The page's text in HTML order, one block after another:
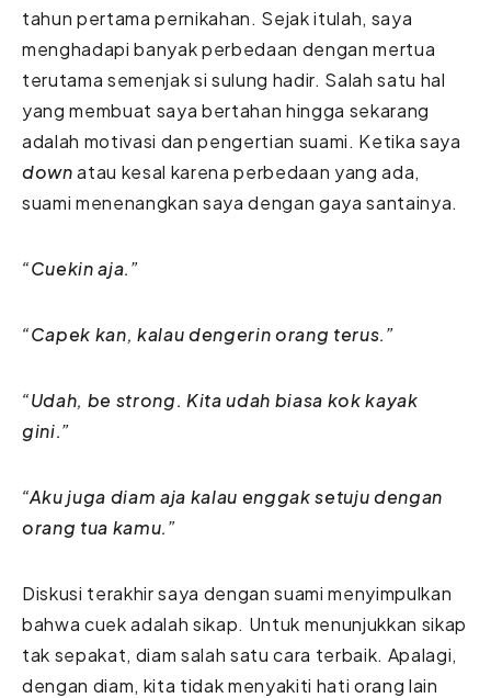
tahun pertama pernikahan. Sejak itulah, saya
menghadapi banyak perbedaan dengan mertua
terutama semenjak si sulung hadir. Salah satu hal
yang membuat saya bertahan hingga sekarang
adalah motivasi dan pengertian suami. Ketika saya
downatau kesal karena perbedaan yang ada,
suami menenangkan saya dengan gaya santainya.
“Cuekin aja.”
“Capek kan, kalau dengerin orang terus.”
“Udah, be strong. Kita udah biasa kok kayak
gini.”
“Aku juga diam aja kalau enggak setuju dengan
orang tua kamu.”
Diskusi terakhir saya dengan suami menyimpulkan
bahwa cuek adalah sikap. Untuk menunjukkan sikap
tak sepakat, diam salah satu cara terbaik. Apalagi,
dengan diam, kita tidak menyakiti hati orang lain